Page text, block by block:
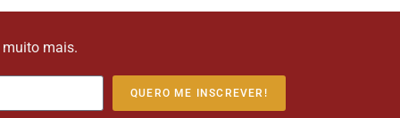
muito mais.
QUERO ME INSCREVER!